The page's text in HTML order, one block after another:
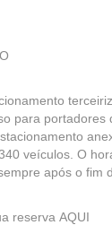
para portadores
veículos. O
após o fim
reserva AQUI